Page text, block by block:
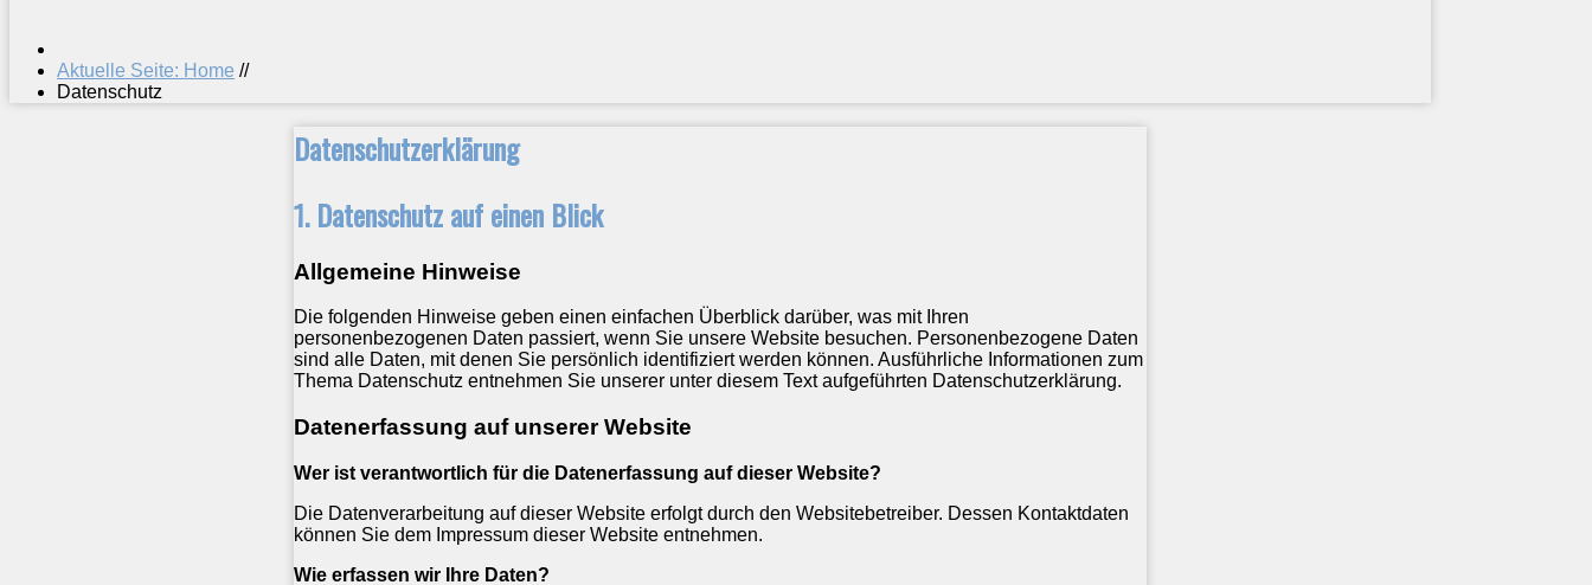
Aktuelle Seite: Home //
Datenschutz
Datenschutzerklärung
1. Datenschutz auf einen Blick
Allgemeine Hinweise
Die folgenden Hinweise geben einen einfachen Überblick darüber, was mit Ihren
personenbezogenen Daten passiert, wenn Sie unsere Website besuchen. Personenbezogene Daten
sind alle Daten, mit denen Sie persönlich identifiziert werden können. Ausführliche Informationen zum
Thema Datenschutz entnehmen Sie unserer unter diesem Text aufgeführten Datenschutzerklärung.
Datenerfassung auf unserer Website
Wer ist verantwortlich für die Datenerfassung auf dieser Website?
Die Datenverarbeitung auf dieser Website erfolgt durch den Websitebetreiber. Dessen Kontaktdaten
können Sie dem Impressum dieser Website entnehmen.
Wie erfassen wir Ihre Daten?